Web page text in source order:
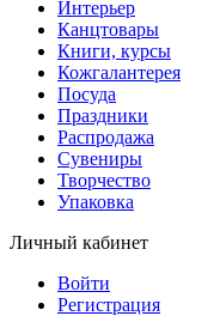
Интерьер
Канцтовары
Книги, курсы
Кожгалантерея
Посуда
Праздники
Распродажа
Сувениры
Творчество
Упаковка
Личный кабинет
Войти
Регистрация